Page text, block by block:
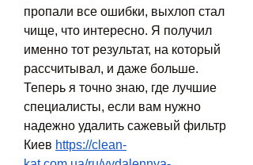
пропали все ошибки, выхлоп стал
чище, что интересно. Я получил
именно тот результат, на который
рассчитывал, и даже больше.
Теперь я точно знаю, где лучшие
специалисты, если вам нужно
надежно удалить сажевый фильтр
Киев https://clean-